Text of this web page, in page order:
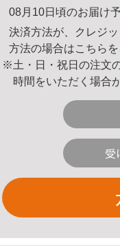
08月10日頃のお届け予
決済方法が、クレジ
方法の場合はこちら
※土・日・祝日の注文
時間をいただく場合
受